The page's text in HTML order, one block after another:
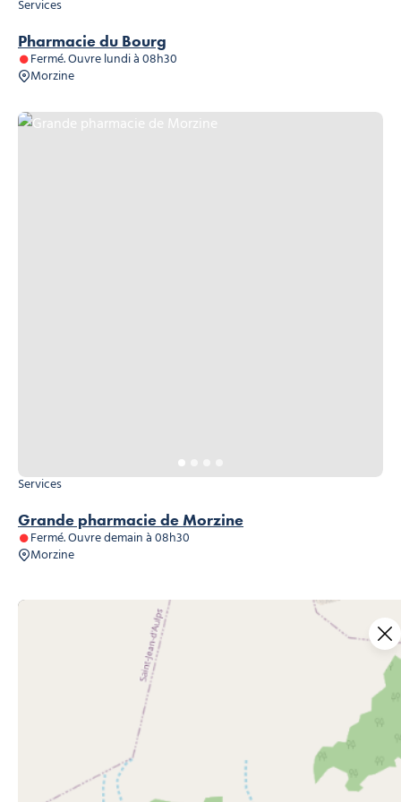
Pharmacie du Bourg
Services
Fermé. Ouvre lundi à 08h30
Morzine
Grande pharmacie de Morzine
Services
Fermé. Ouvre demain à 08h30
Morzine
Grande pharmacie de Morzine, © Grande pharmacie de Morzine
ÇA PEUT VOUS
INTÉRESSER…